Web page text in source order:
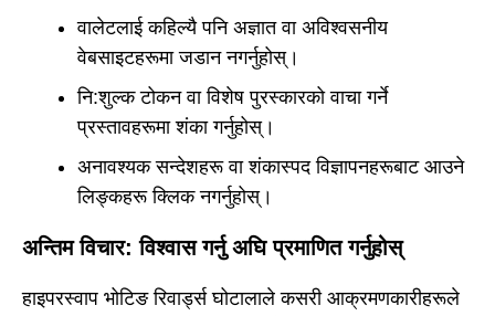
वालेटलाई कहिल्यै पनि अज्ञात वा अविश्वसनीय
वेबसाइटहरूमा जडान नगर्नुहोस्।
नि:शुल्क टोकन वा विशेष पुरस्कारको वाचा गर्ने
प्रस्तावहरूमा शंका गर्नुहोस्।
अनावश्यक सन्देशहरू वा शंकास्पद विज्ञापनहरूबाट आउने
लिङ्कहरू क्लिक नगर्नुहोस्।
अन्तिम विचार: विश्वास गर्नु अघि प्रमाणित गर्नुहोस्
हाइपरस्वाप भोटिङ रिवार्ड्स घोटालाले कसरी आक्रमणकारीहरूले